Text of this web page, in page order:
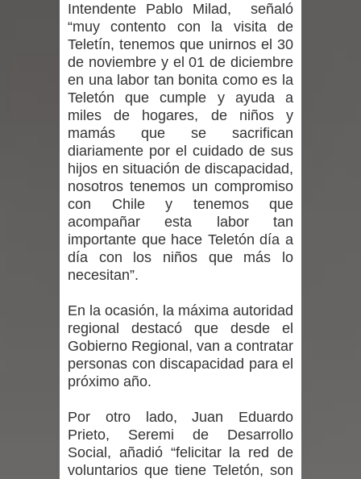
niños y adolescentes durante la
emergencia.
Del anime al K-pop: especialistas U.
de Chile analizan el creciente interés
por las culturas japonesa y coreana
Renuncia del seremi Minvu en el
Maule golpea al Gobierno en medio de
denuncias por viviendas sociales en
Diputado Jorge Guzmán rechaza
proyecto de interconexión eléctrica
impacto ambiental
INDAP entregó $189 millones en
Intendente Pablo Milad, señaló
“muy contento con la visita de
Teletín, tenemos que unirnos el 30
de noviembre y el 01 de diciembre
en una labor tan bonita como es la
Teletón que cumple y ayuda a
miles de hogares, de niños y
mamás que se sacrifican
diariamente por el cuidado de sus
hijos en situación de discapacidad,
nosotros tenemos un compromiso
con Chile y tenemos que
acompañar esta labor tan
importante que hace Teletón día a
día con los niños que más lo
necesitan”.
En la ocasión, la máxima autoridad
regional destacó que desde el
Gobierno Regional, van a contratar
personas con discapacidad para el
próximo año.
Por otro lado, Juan Eduardo
Prieto, Seremi de Desarrollo
Social, añadió “felicitar la red de
voluntarios que tiene Teletón, son